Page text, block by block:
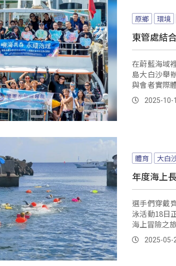
原鄉 環境
東管處結
在蔚藍海域
島大白沙舉
與會者實際
與空間利用
讓保育跟產
2025-10-
體育 大白
年度海上
選手們穿戴
泳活動18日
海上冒險之
2025-05-